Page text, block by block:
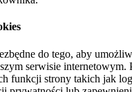
do tego, aby
serwisie internetowym.
funkcji strony takich jak